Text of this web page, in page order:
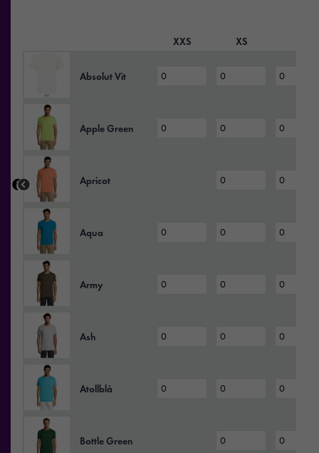
XXS XS
Absolut Vit
Apple Green
Apricot
Aqua
Army
Ash
Atollblå
Bottle Green